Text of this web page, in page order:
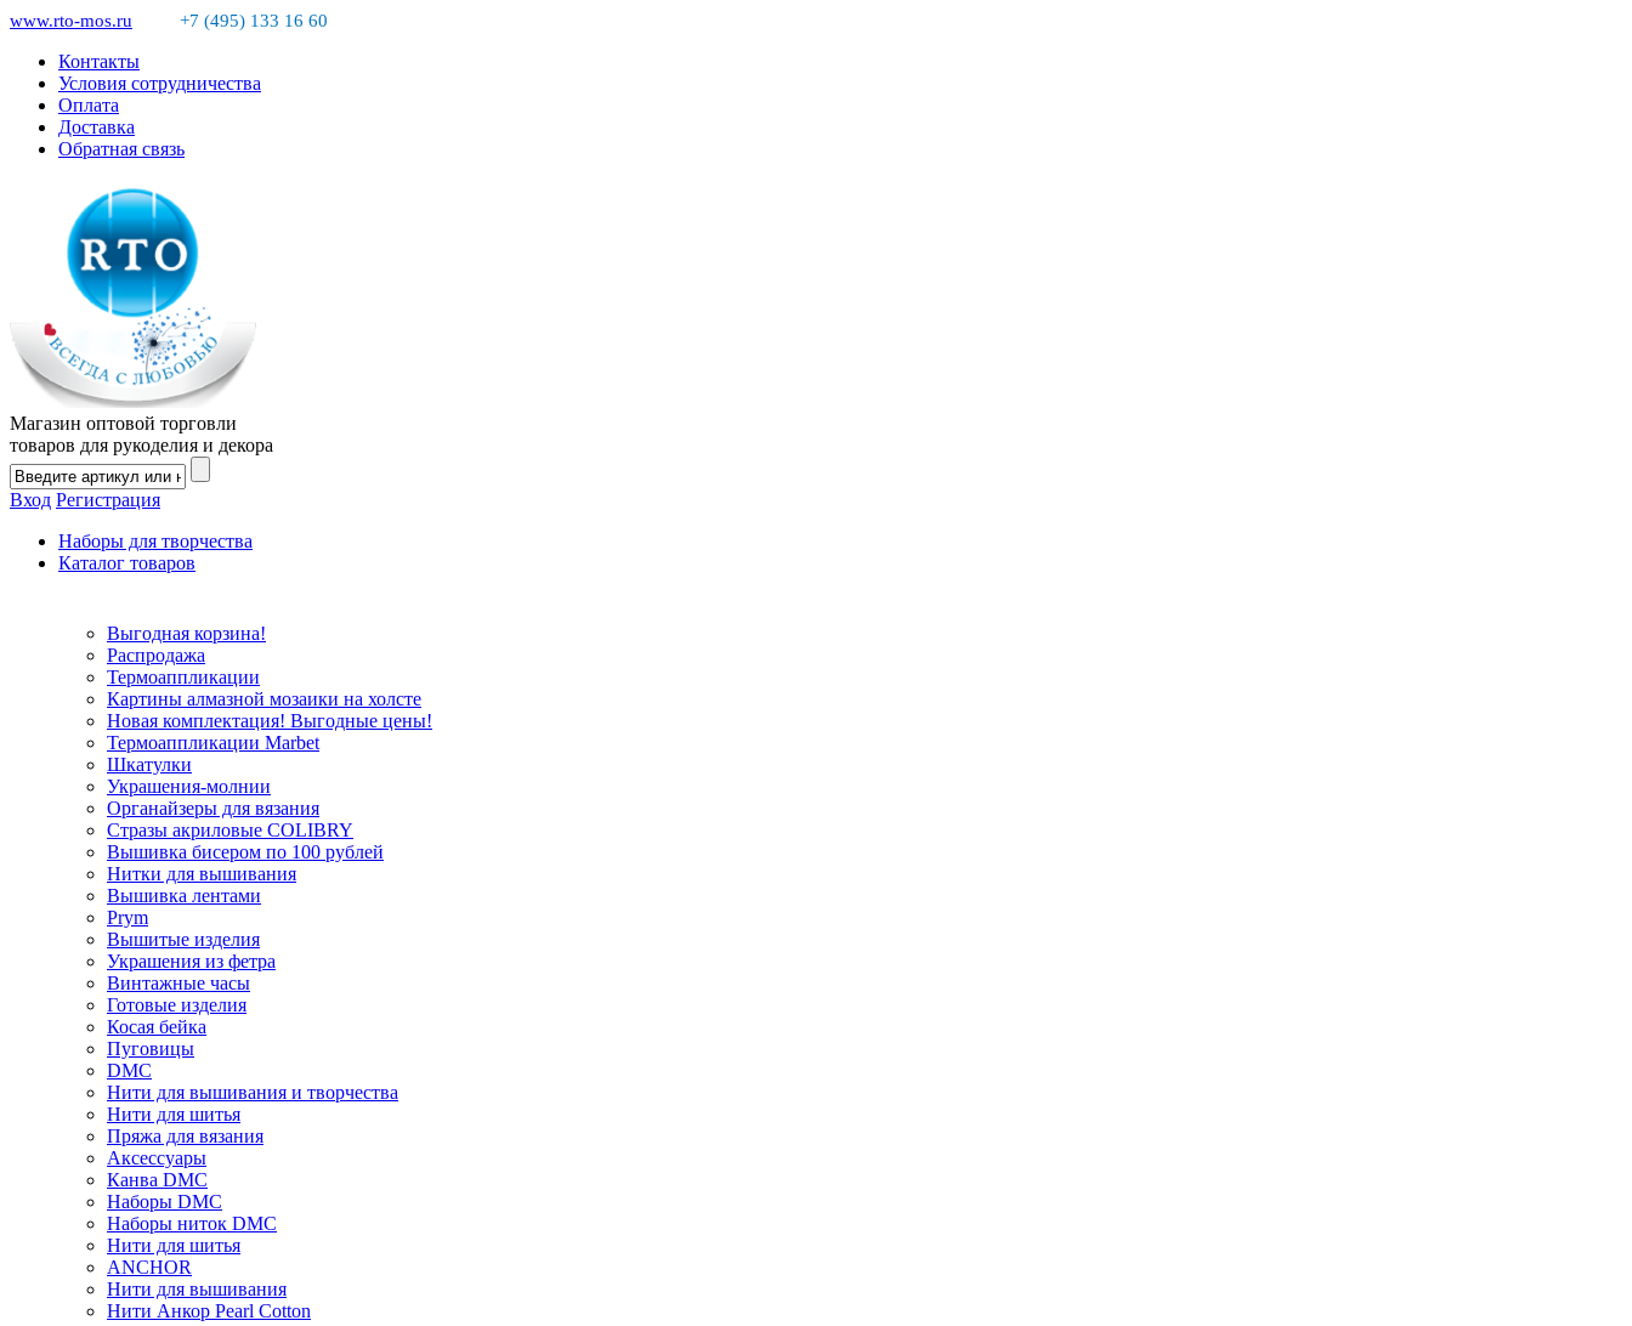
www.rto-mos.ru +7 (495) 133 16 60
Контакты
Условия сотрудничества
Оплата
Доставка
Обратная связь
Магазин оптовой торговли
товаров для рукоделия и декора
Вход Регистрация
Наборы для творчества
Каталог товаров
Выгодная корзина!
Распродажа
Термоаппликации
Картины алмазной мозаики на холсте
Новая комплектация! Выгодные цены!
Термоаппликации Marbet
Шкатулки
Украшения-молнии
Органайзеры для вязания
Стразы акриловые COLIBRY
Вышивка бисером по 100 рублей
Нитки для вышивания
Вышивка лентами
Prym
Вышитые изделия
Украшения из фетра
Винтажные часы
Готовые изделия
Косая бейка
Пуговицы
DMC
Нити для вышивания и творчества
Нити для шитья
Пряжа для вязания
Аксессуары
Канва DMC
Наборы DMC
Наборы ниток DMC
Нити для шитья
ANCHOR
Нити для вышивания
Нити Анкор Pearl Cotton